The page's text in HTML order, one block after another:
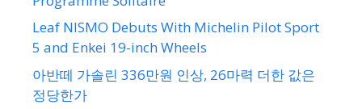
Leaf NISMO Debuts With Michelin Pilot Sport
5 and Enkei 19-inch Wheels
아반떼 가솔린 336만원 인상, 26마력 더한 값은
정당한가